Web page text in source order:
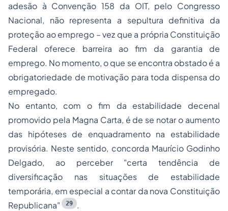
adesão à Convenção 158 da OIT, pelo Congresso
Nacional, não representa a sepultura definitiva da
proteção ao emprego – vez que a própria Constituição
Federal oferece barreira ao fim da garantia de
emprego. No momento, o que se encontra obstado é a
obrigatoriedade de motivação para toda dispensa do
empregado.
No entanto, com o fim da estabilidade decenal
promovido pela Magna Carta, é de se notar o aumento
das hipóteses de enquadramento na estabilidade
provisória. Neste sentido, concorda Maurício Godinho
Delgado, ao perceber "certa tendência de
diversificação nas situações de estabilidade
temporária, em especial a contar da nova Constituição
Republicana"
29
.